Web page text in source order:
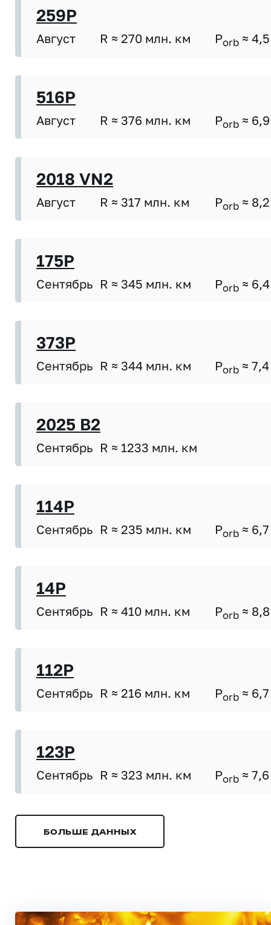
259P
Август R ≈ 270 млн. км Porb ≈ 4,5
516P
Август R ≈ 376 млн. км Porb ≈ 6,9
2018 VN2
Август R ≈ 317 млн. км Porb ≈ 8,2
175P
Сентябрь R ≈ 345 млн. км Porb ≈ 6,4
373P
Сентябрь R ≈ 344 млн. км Porb ≈ 7,4
2025 B2
Сентябрь R ≈ 1233 млн. км
114P
Сентябрь R ≈ 235 млн. км Porb ≈ 6,7
14P
Сентябрь R ≈ 410 млн. км Porb ≈ 8,8
112P
Сентябрь R ≈ 216 млн. км Porb ≈ 6,7
123P
Сентябрь R ≈ 323 млн. км Porb ≈ 7,6
БОЛЬШЕ ДАННЫХ